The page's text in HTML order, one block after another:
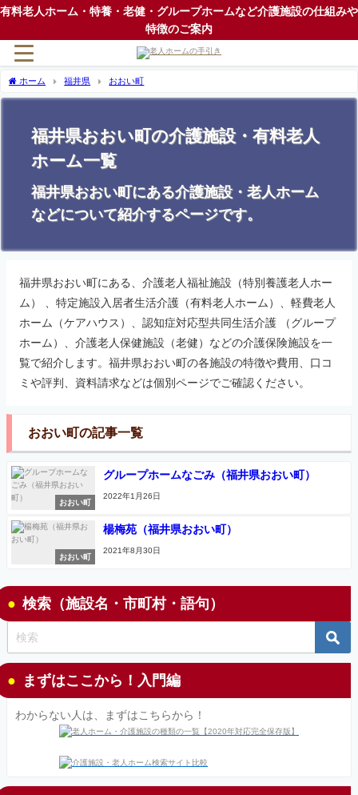
有料老人ホーム・特養・老健・グループホームなど介護施設の仕組みや
特徴のご案内
ホーム 福井県 おおい町
福井県おおい町の介護施設・有料老人
ホーム一覧
福井県おおい町にある介護施設・老人ホーム
などについて紹介するページです。
福井県おおい町にある、介護老人福祉施設（特別養護老人ホー
ム） 、特定施設入居者生活介護（有料老人ホーム）、軽費老人
ホーム（ケアハウス）、認知症対応型共同生活介護 （グループ
ホーム）、介護老人保健施設（老健）などの介護保険施設を一
覧で紹介します。福井県おおい町の各施設の特徴や費用、口コ
ミや評判、資料請求などは個別ページでご確認ください。
おおい町の記事一覧
おおい町
グループホームなごみ（福井県おおい町）
2022年1月26日
おおい町
楊梅苑（福井県おおい町）
2021年8月30日
検索（施設名・市町村・語句）
まずはここから！入門編
わからない人は、まずはこちらから！